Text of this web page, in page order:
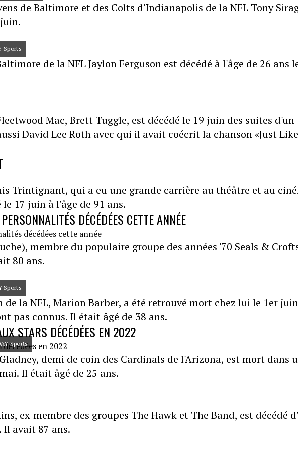
de Baltimore et des Colts d'Indianapolis de la NFL Tony
Sports
de la NFL Jaylon Ferguson est décédé à l'âge de 26 ans
Mac, Brett Tuggle, est décédé le 19 juin des suites d'un
David Lee Roth avec qui il avait coécrit la chanson «Just Like
Trintignant, qui a eu une grande carrière au théâtre et au
17 juin à l'âge de 91 ans.
DÉCÉDÉES CETTE ANNÉE
membre du populaire groupe des années '70 Seals &
80 ans.
Sports
la NFL, Marion Barber, a été retrouvé mort chez lui le 1er
pas connus. Il était âgé de 38 ans.
STARS DÉCÉDÉES EN 2022
Sports
demi de coin des Cardinals de l'Arizona, est mort dans
Il était âgé de 25 ans.
ex-membre des groupes The Hawk et The Band, est décédé
avait 87 ans.